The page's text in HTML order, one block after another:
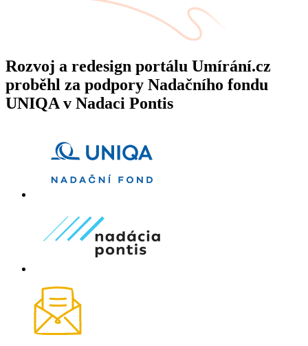
Rozvoj a redesign portálu Umírání.cz
proběhl za podpory Nadačního fondu
UNIQA v Nadaci Pontis